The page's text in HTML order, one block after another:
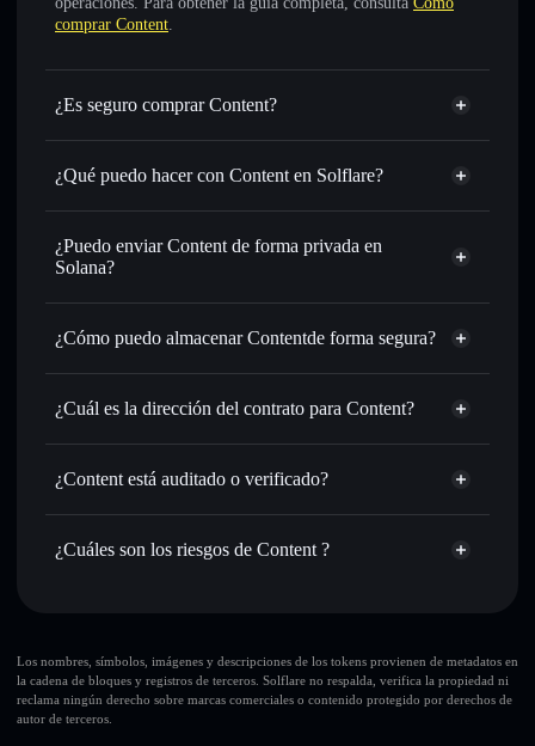
comprar Content.
¿Es seguro comprar Content?
Content no está verificado
¿Qué puedo hacer con Content en Solflare?
Content
cartera de Solflare
Intercambiar al instante : operar con CONTENT para
SOL, USDC o miles de otros tokens de Solana con
disponible
Establecer órdenes límite: automatizar las operaciones en
a lo largo del tiempo
Enviar de forma privada: transferir CONTENT sin
privacidad integrado de Solflare
Hacer un seguimiento en tiempo real: monitorizar el
precio, volumen, capitalización de mercado y liquidez de
CONTENT
¿Puedo enviar Content de forma privada en
Solana?
agregador de privacidad
Solflare
¿Cómo puedo almacenar Contentde forma segura?
Content
agregador de privacidad
¿Cuál es la dirección del contrato para Content?
Content
¿Content está auditado o verificado?
Content no está verificado actualmente
¿Cuáles son los riesgos de Content ?
10 principales carteras
Content
sola cartera
Content
Los nombres, símbolos, imágenes y descripciones de los tokens provienen de metadatos en
la cadena de bloques y registros de terceros. Solflare no respalda, verifica la propiedad ni
reclama ningún derecho sobre marcas comerciales o contenido protegido por derechos de
autor de terceros.